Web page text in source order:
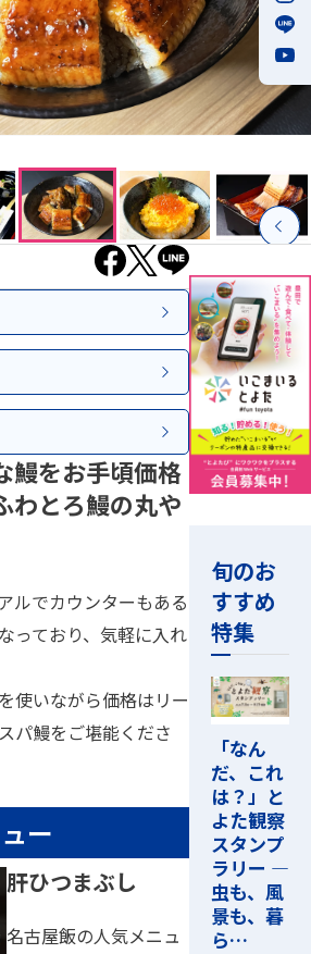
鰻をお手頃価格
わとろ鰻の丸や
ルでカウンターもある
っており、気軽に入れ
使いながら価格はリー
パ鰻をご堪能くださ
ー
肝ひつまぶし
名古屋飯の人気メニュ
旬のお
すすめ
特集
「なん
だ、これ
は？」と
よた観察
スタンプ
ラリー ―
虫も、風
景も、暮
ら…